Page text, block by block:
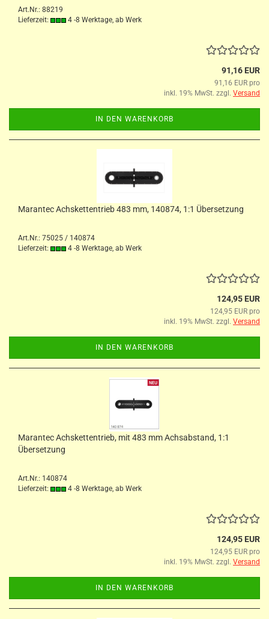
Art.Nr.: 88219
Lieferzeit:
4 -8 Werktage, ab Werk
91,16 EUR
91,16 EUR pro
inkl. 19% MwSt. zzgl. Versand
IN DEN WARENKORB
Marantec Achskettentrieb 483 mm, 140874, 1:1 Übersetzung
Art.Nr.: 75025 / 140874
Lieferzeit:
4 -8 Werktage, ab Werk
124,95 EUR
124,95 EUR pro
inkl. 19% MwSt. zzgl. Versand
IN DEN WARENKORB
Marantec Achskettentrieb, mit 483 mm Achsabstand, 1:1
Übersetzung
Art.Nr.: 140874
Lieferzeit:
4 -8 Werktage, ab Werk
124,95 EUR
124,95 EUR pro
inkl. 19% MwSt. zzgl. Versand
IN DEN WARENKORB